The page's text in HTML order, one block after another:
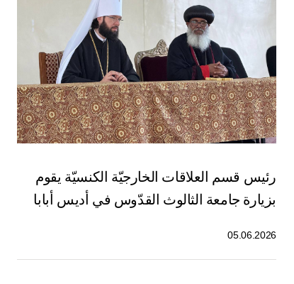
رئيس قسم العلاقات الخارجيّة الكنسيّة يقوم
بزيارة جامعة الثالوث القدّوس في أديس أبابا
05.06.2026